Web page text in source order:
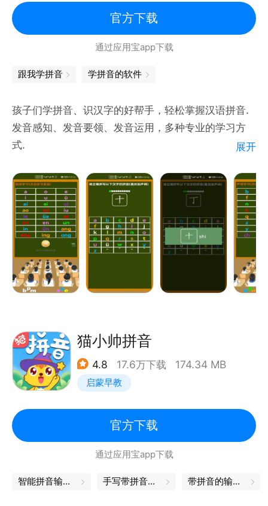
7.拼音查汉字，收纳约7800个汉字，真人发声、拼音
拼读发声。
8.“考考你”、“拼音测试”，让小朋友在考试中提高自
己。
10.益智小游戏。简单好玩的小游戏，在游戏中学到拼
音。
官方下载
通过应用宝app下载
跟我学拼音 学拼音的软件
孩子们学拼音、识汉字的好帮手，轻松掌握汉语拼音.
发音感知、发音要领、发音运用，多种专业的学习方
式.
形象图识拼音，生动更有趣，学习无压力.
操作简单方便，孩子可自主练习，不用家长操心.
常见词语拼音发音练习，巩固拼音学习.
每天只需练习10分钟，快速提高孩子的拼音能力.
小学生学拼音，帮孩子赢在起跑线上.
展开
猫小帅拼音
4.8 17.6万下载 174.34 MB
启蒙早教
官方下载
通过应用宝app下载
智能拼音输入法 手写带拼音输入法 带拼音的输入法